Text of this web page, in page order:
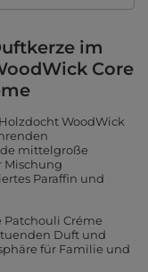
im
Core
WoodWick
mittelgroße
Mischung
Paraffin und
Créme
Duft und
für Familie und